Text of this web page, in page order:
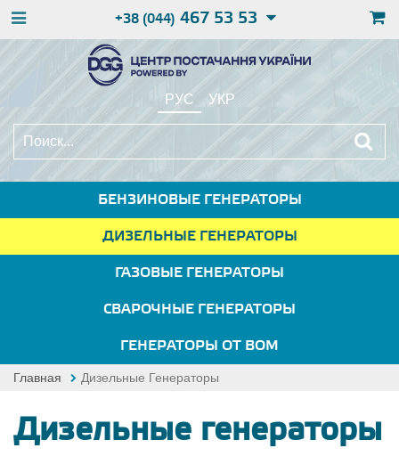
+38 (044) 467 53 53
РУС УКР
БЕНЗИНОВЫЕ ГЕНЕРАТОРЫ
ДИЗЕЛЬНЫЕ ГЕНЕРАТОРЫ
ГАЗОВЫЕ ГЕНЕРАТОРЫ
СВАРОЧНЫЕ ГЕНЕРАТОРЫ
ГЕНЕРАТОРЫ ОТ ВОМ
Главная Дизельные Генераторы
Дизельные генераторы